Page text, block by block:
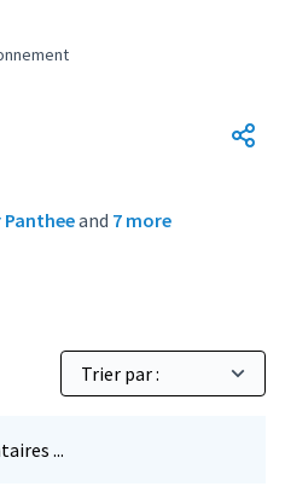
et environnement
and 7 more
...